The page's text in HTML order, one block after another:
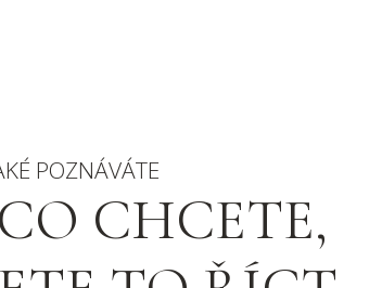
POZNÁVÁTE
CHCETE,